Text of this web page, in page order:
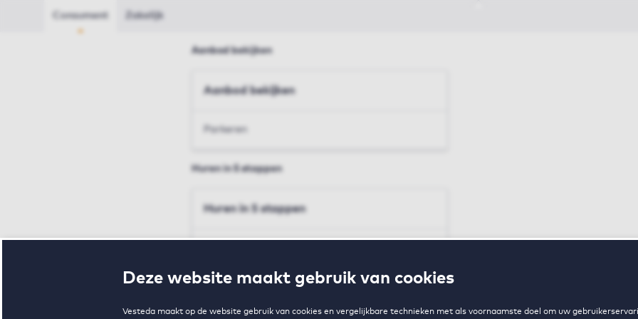
Deze website maakt gebruik van cookies
Vesteda maakt op de website gebruik van cookies en vergelijkbare technieken met als voornaamste doel om uw
Consument Zakelijk
Aanbod bekijken
Aanbod bekijken
Parkeren
Huren in 5 stappen
Huren in 5 stappen
Voorwaarden en toewijzing